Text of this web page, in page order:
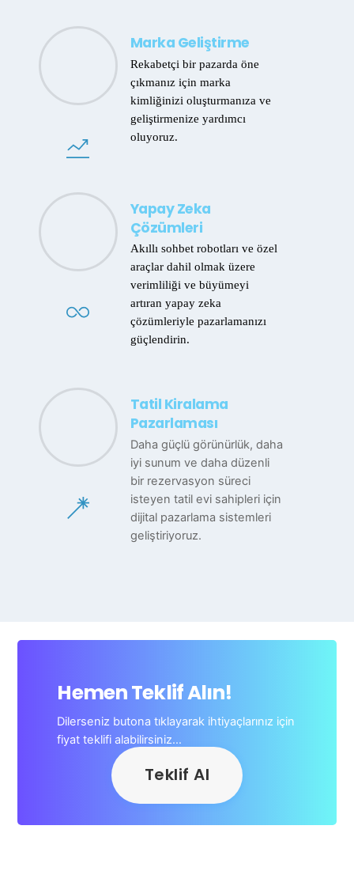
Marka Geliştirme
Rekabetçi bir pazarda öne
çıkmanız için marka
kimliğinizi oluşturmanıza ve
geliştirmenize yardımcı
oluyoruz.
Yapay Zeka
Çözümleri
Akıllı sohbet robotları ve özel
araçlar dahil olmak üzere
verimliliği ve büyümeyi
artıran yapay zeka
çözümleriyle pazarlamanızı
güçlendirin.
Tatil Kiralama
Pazarlaması
Daha güçlü görünürlük, daha
iyi sunum ve daha düzenli
bir rezervasyon süreci
isteyen tatil evi sahipleri için
dijital pazarlama sistemleri
geliştiriyoruz.
Hemen Teklif Alın!
Dilerseniz butona tıklayarak ihtiyaçlarınız için
fiyat teklifi alabilirsiniz…
Teklif Al